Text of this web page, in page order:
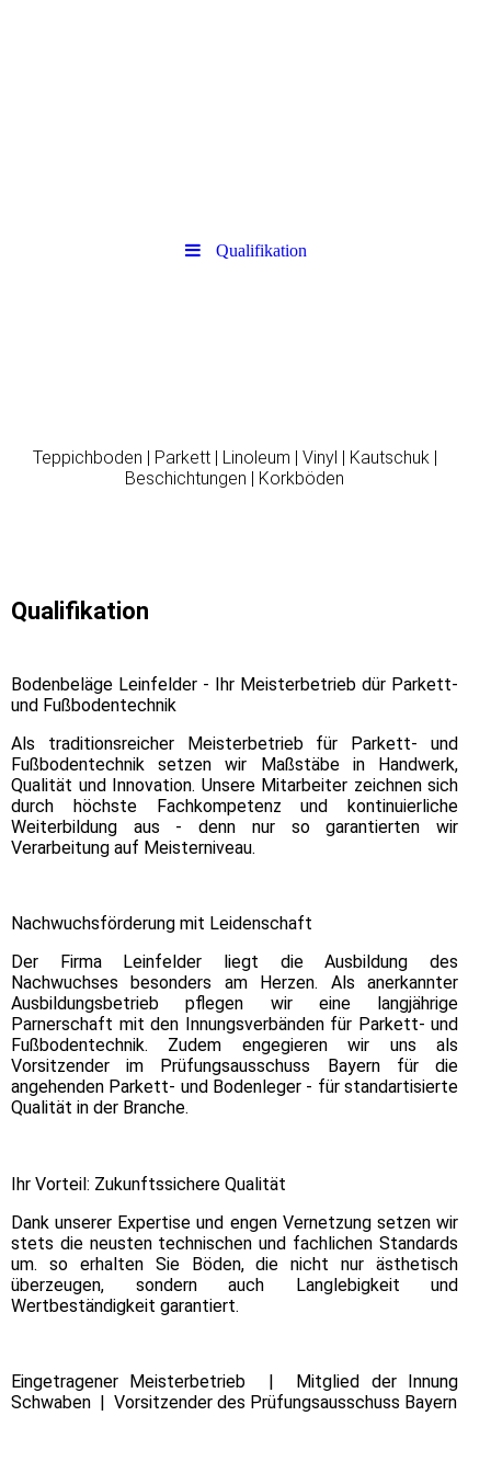
Qualifikation
Teppichboden | Parkett | Linoleum | Vinyl | Kautschuk |
Beschichtungen | Korkböden
Qualifikation
Bodenbeläge Leinfelder - Ihr Meisterbetrieb dür Parkett-
und Fußbodentechnik
Als traditionsreicher Meisterbetrieb für Parkett- und
Fußbodentechnik setzen wir Maßstäbe in Handwerk,
Qualität und Innovation. Unsere Mitarbeiter zeichnen sich
durch höchste Fachkompetenz und kontinuierliche
Weiterbildung aus - denn nur so garantierten wir
Verarbeitung auf Meisterniveau.
Nachwuchsförderung mit Leidenschaft
Der Firma Leinfelder liegt die Ausbildung des
Nachwuchses besonders am Herzen. Als anerkannter
Ausbildungsbetrieb pflegen wir eine langjährige
Parnerschaft mit den Innungsverbänden für Parkett- und
Fußbodentechnik. Zudem engegieren wir uns als
Vorsitzender im Prüfungsausschuss Bayern für die
angehenden Parkett- und Bodenleger - für standartisierte
Qualität in der Branche.
Ihr Vorteil: Zukunftssichere Qualität
Dank unserer Expertise und engen Vernetzung setzen wir
stets die neusten technischen und fachlichen Standards
um. so erhalten Sie Böden, die nicht nur ästhetisch
überzeugen, sondern auch Langlebigkeit und
Wertbeständigkeit garantiert.
Eingetragener Meisterbetrieb | Mitglied der Innung
Schwaben | Vorsitzender des Prüfungsausschuss Bayern